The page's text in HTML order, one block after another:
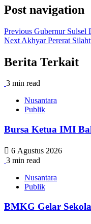
Post navigation
Previous Gubernur Sulsel
Next Akhyar Pererat
Berita Terkait
3 min read
Nusantara
Publik
Bursa Ketua IMI
6 Agustus 2026
3 min read
Nusantara
Publik
BMKG Gelar